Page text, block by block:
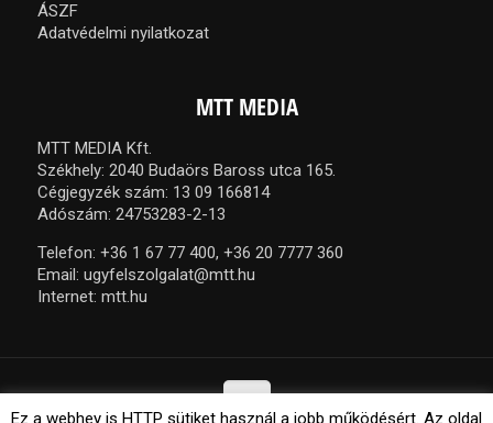
ÁSZF
Adatvédelmi nyilatkozat
MTT MEDIA
MTT MEDIA Kft.
Székhely: 2040 Budaörs Baross utca 165.
Cégjegyzék szám: 13 09 166814
Adószám: 24753283-2-13
Telefon: +36 1 67 77 400, +36 20 7777 360
Email: ugyfelszolgalat@mtt.hu
Internet: mtt.hu
Ez a webhey is HTTP sütiket használ a jobb működésért. Az oldal